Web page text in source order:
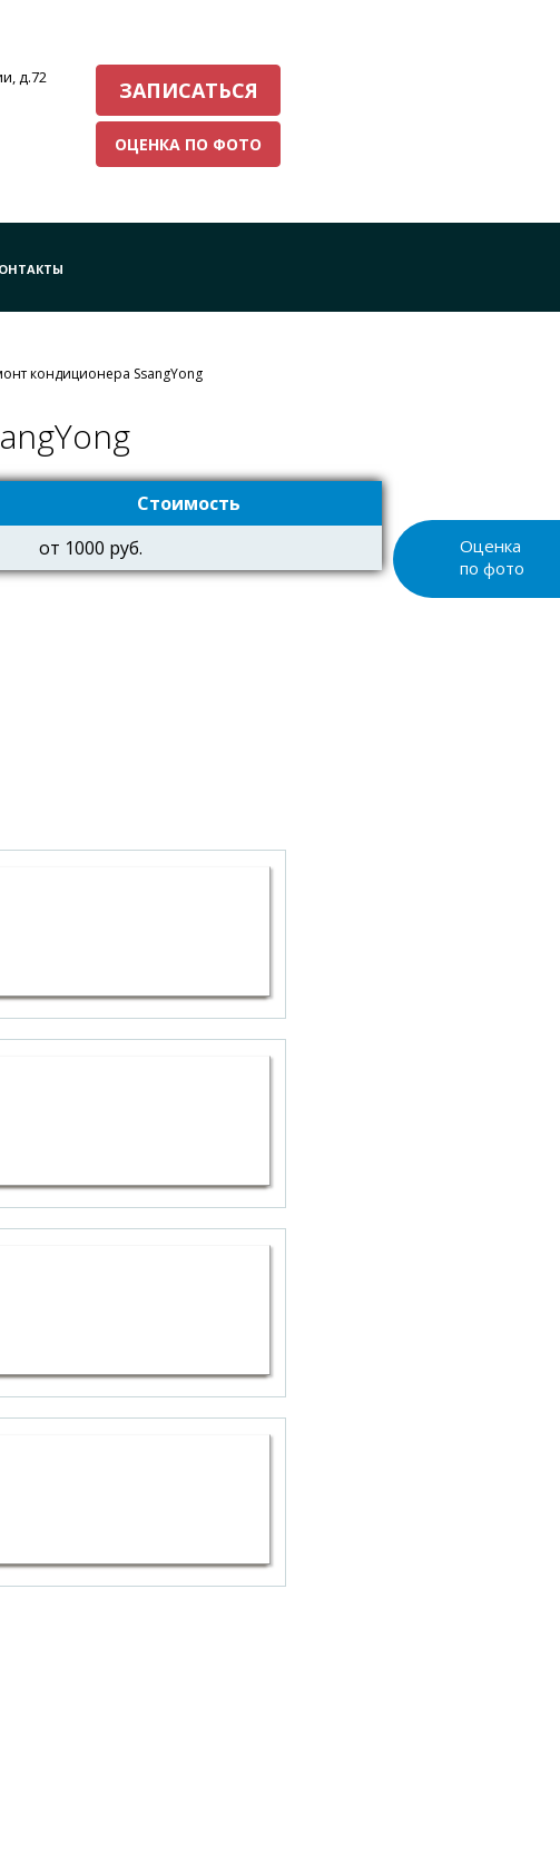
д.72
ЗАПИСАТЬСЯ
ОЦЕНКА ПО ФОТО
кондиционера SsangYong
Стоимость
от 1000 руб.